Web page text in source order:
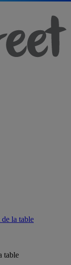
la table
table